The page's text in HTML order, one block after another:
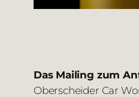
Das Mailing zum
Oberscheider Car